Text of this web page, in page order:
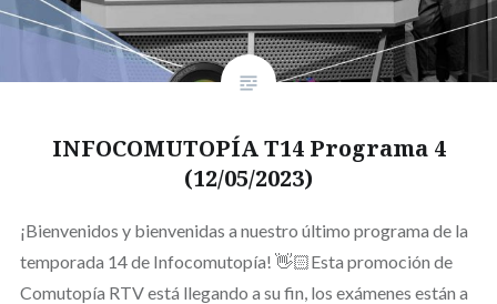
INFOCOMUTOPÍA T14 Programa 4
(12/05/2023)
¡Bienvenidos y bienvenidas a nuestro último programa de la
temporada 14 de Infocomutopía! 👋🏻Esta promoción de
Comutopía RTV está llegando a su fin, los exámenes están a